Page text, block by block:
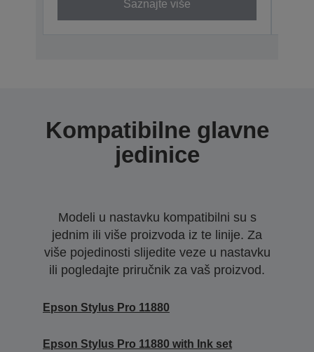
Saznajte više
Kompatibilne glavne
jedinice
Modeli u nastavku kompatibilni su s
jednim ili više proizvoda iz te linije. Za
više pojedinosti slijedite veze u nastavku
ili pogledajte priručnik za vaš proizvod.
Epson Stylus Pro 11880
Epson Stylus Pro 11880 with Ink set